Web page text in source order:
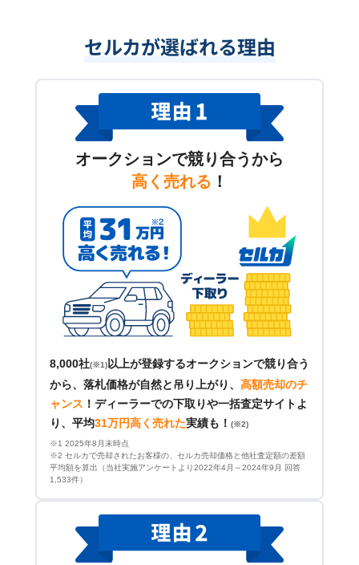
セルカが選ばれる理由
オークションで競り合うから
高く売れる ！
8,000社(※1)以上が登録するオークションで競り合う
から、落札価格が自然と吊り上がり、 高額売却のチ
ャンス ！ ディーラーでの下取りや一括査定サイトよ
り、平均31万円高く売れた実績も！ (※2)
※1 2025年8月末時点
※2 セルカで売却されたお客様の、セルカ売却価格と他社査定額の差額
平均額を算出（当社実施アンケートより2022年4月～2024年9月 回答
1,533件）